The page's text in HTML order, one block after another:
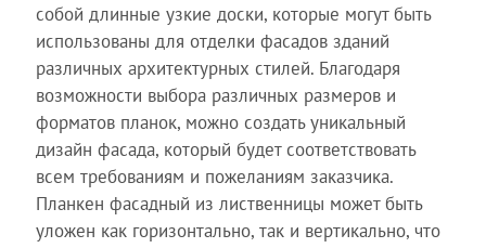
собой длинные узкие доски, которые могут быть
использованы для отделки фасадов зданий
различных архитектурных стилей. Благодаря
возможности выбора различных размеров и
форматов планок, можно создать уникальный
дизайн фасада, который будет соответствовать
всем требованиям и пожеланиям заказчика.
Планкен фасадный из лиственницы может быть
уложен как горизонтально, так и вертикально, что